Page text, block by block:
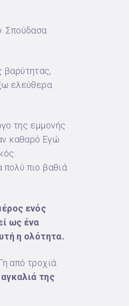
Σπούδασα
βαρύτητας,
ελεύθερα
της εμμονής
καθαρό Εγώ.
πολύ πιο βαθιά
ενός
ως ένα
η ολότητα.
από τροχιά.
αγκαλιά της